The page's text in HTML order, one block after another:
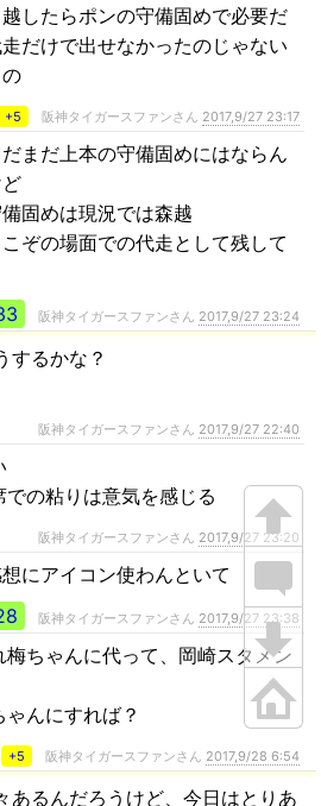
したらポンの守備固めで必要だ
だけで出せなかったのじゃない
+5 阪神タイガースファンさん 2017,9/27 23:17
まだ上本の守備固めにはならん
備固めは現況では森越
ぞの場面での代走として残して
阪神タイガースファンさん 2017,9/27 23:24
するかな？
阪神タイガースファンさん 2017,9/27 22:40
での粘りは意気を感じる
阪神タイガースファンさん 2017,9/27 23:20
にアイコン使わんといて
阪神タイガースファンさん 2017,9/27 23:38
梅ちゃんに代って、岡崎スタメン
んにすれば？
+5 阪神タイガースファンさん 2017,9/28 6:54
あるんだろうけど、今日はとりあ